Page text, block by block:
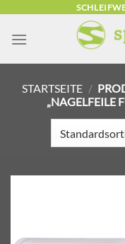
springen
STARTSEITE /
„NAGELFEILE